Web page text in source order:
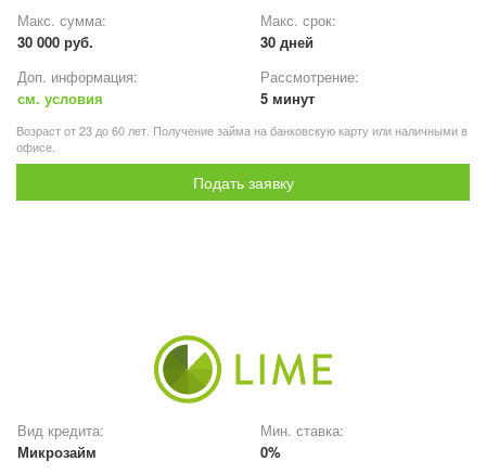
Макс. сумма:
30 000 руб.
Макс. срок:
30 дней
Доп. информация:
см. условия
Рассмотрение:
5 минут
Возраст от 23 до 60 лет. Получение займа на банковскую карту или наличными в
офисе.
Подать заявку
Вид кредита:
Микрозайм
Мин. ставка:
0%